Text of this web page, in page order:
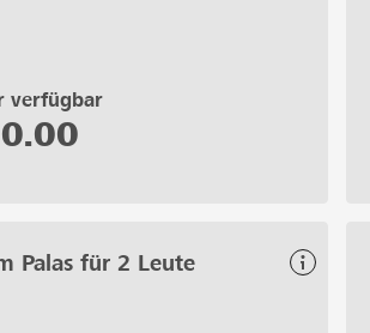
verfügbar
Palas für 2 Leute